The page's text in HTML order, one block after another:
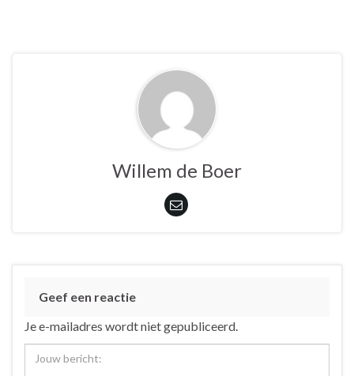
Willem de Boer
Geef een reactie
Je e-mailadres wordt niet gepubliceerd.